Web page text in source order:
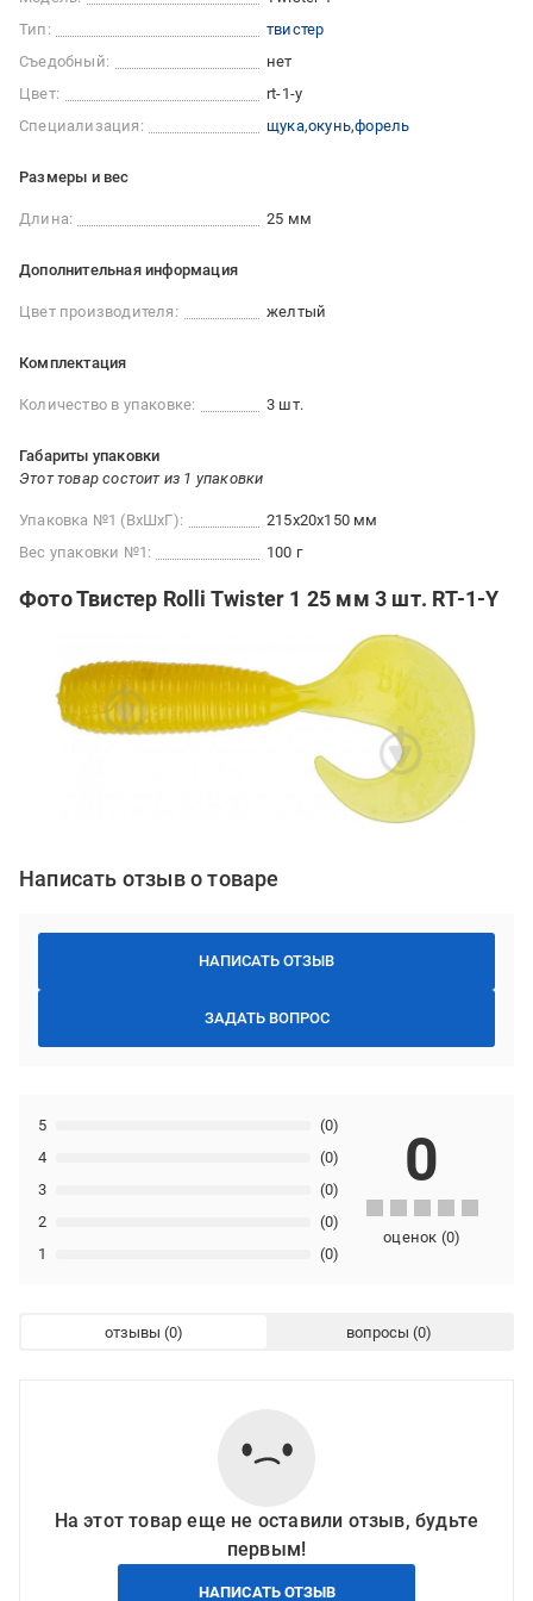
Тип:
твистер
Съедобный:
нет
Цвет:
rt-1-y
Специализация:
щука окунь форель
Размеры и вес
Длина: 25 мм
Дополнительная информация
Цвет производителя: желтый
Комплектация
Количество в упаковке: 3 шт.
Габариты упаковки
Этот товар состоит из 1 упаковки
Упаковка №1 (ВхШхГ):
215x20x150 мм
Вес упаковки №1:
100 г
Фото Твистер Rolli Twister 1 25 мм 3 шт. RT-1-Y
Написать отзыв о товаре
НАПИСАТЬ ОТЗЫВ
ЗАДАТЬ ВОПРОС
1 (0)
2 (0)
3 (0)
4 (0)
5 (0)
0
оценок (0)
отзывы вопросы
На этот товар еще не оставили отзыв, будьте
первым!
НАПИСАТЬ ОТЗЫВ